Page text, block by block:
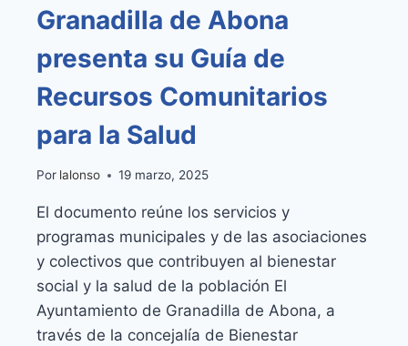
Granadilla de Abona
presenta su Guía de
Recursos Comunitarios
para la Salud
Por lalonso 19 marzo, 2025
El documento reúne los servicios y
programas municipales y de las asociaciones
y colectivos que contribuyen al bienestar
social y la salud de la población El
Ayuntamiento de Granadilla de Abona, a
través de la concejalía de Bienestar